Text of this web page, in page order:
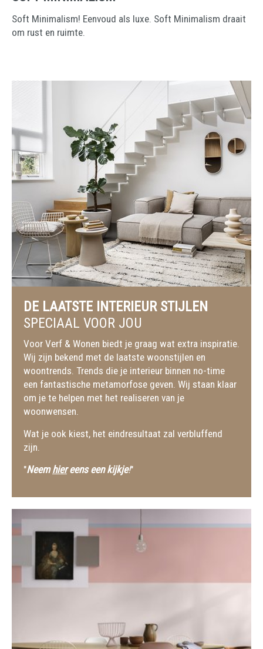
Soft Minimalism! Eenvoud als luxe. Soft Minimalism draait
om rust en ruimte.
DE LAATSTE INTERIEUR STIJLEN
SPECIAAL VOOR JOU
Voor Verf & Wonen biedt je graag wat extra inspiratie.
Wij zijn bekend met de laatste woonstijlen en
woontrends. Trends die je interieur binnen no-time
een fantastische metamorfose geven. Wij staan klaar
om je te helpen met het realiseren van je
woonwensen.
Wat je ook kiest, het eindresultaat zal verbluffend
zijn.
"Neemhiereens een kijkje!"